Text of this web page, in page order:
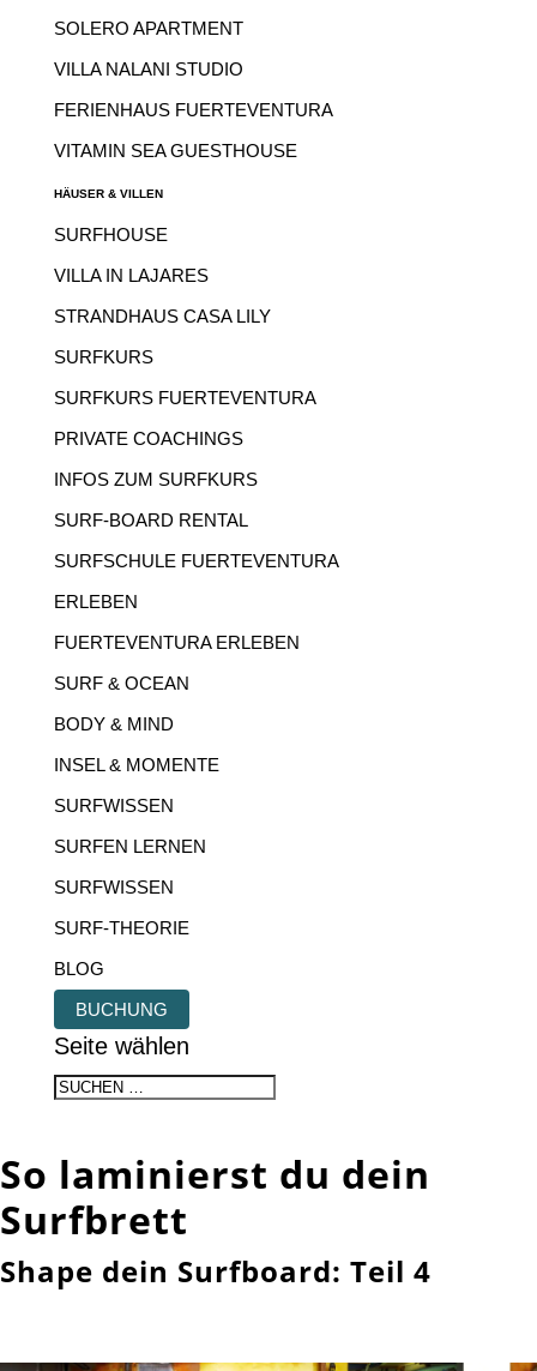
SOLERO APARTMENT
VILLA NALANI STUDIO
FERIENHAUS FUERTEVENTURA
VITAMIN SEA GUESTHOUSE
HÄUSER & VILLEN
SURFHOUSE
VILLA IN LAJARES
STRANDHAUS CASA LILY
SURFKURS
SURFKURS FUERTEVENTURA
PRIVATE COACHINGS
INFOS ZUM SURFKURS
SURF-BOARD RENTAL
SURFSCHULE FUERTEVENTURA
ERLEBEN
FUERTEVENTURA ERLEBEN
SURF & OCEAN
BODY & MIND
INSEL & MOMENTE
SURFWISSEN
SURFEN LERNEN
SURFWISSEN
SURF-THEORIE
BLOG
BUCHUNG
Seite wählen
So laminierst du dein
Surfbrett
Shape dein Surfboard: Teil 4